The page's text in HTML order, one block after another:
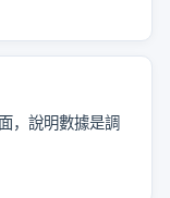
，說明數據是調